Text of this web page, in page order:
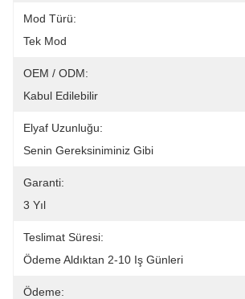
Mod Türü:
Tek Mod
OEM / ODM:
Kabul Edilebilir
Elyaf Uzunluğu:
Senin Gereksiniminiz Gibi
Garanti:
3 Yıl
Teslimat Süresi:
Ödeme Aldıktan 2-10 Iş Günleri
Ödeme: